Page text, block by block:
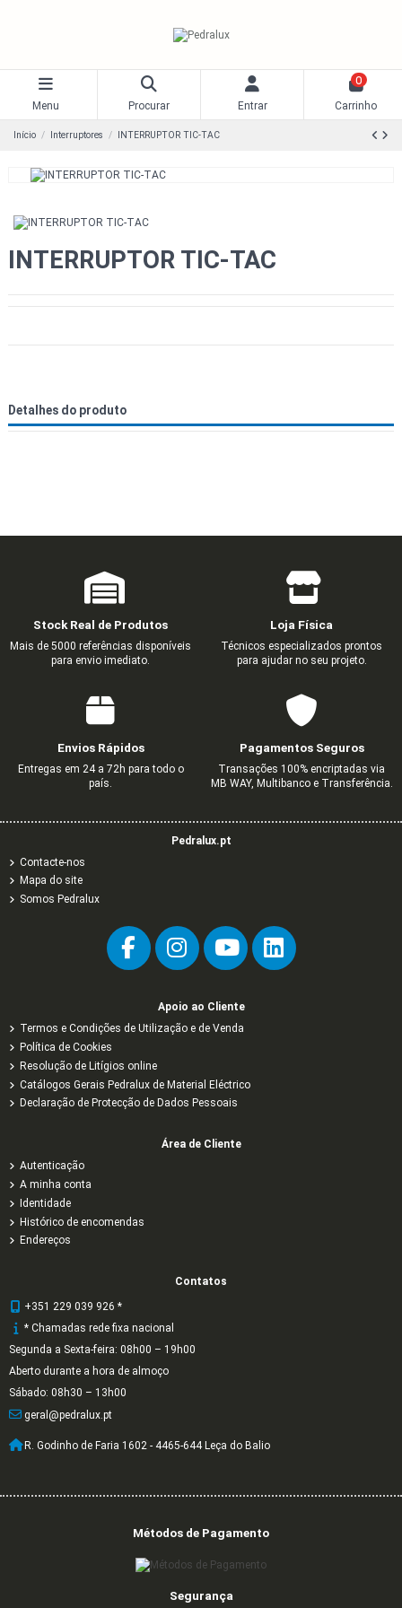
Menu Procurar Entrar
0
Carrinho
Início Interruptores INTERRUPTOR TIC-TAC
INTERRUPTOR TIC-TAC
Detalhes do produto
Stock Real de Produtos
Mais de 5000 referências disponíveis
para envio imediato.
Loja Física
Técnicos especializados prontos
para ajudar no seu projeto.
Envios Rápidos
Entregas em 24 a 72h para todo o
país.
Pagamentos Seguros
Transações 100% encriptadas via
MB WAY, Multibanco e Transferência.
Pedralux.pt
Contacte-nos
Mapa do site
Somos Pedralux
Apoio ao Cliente
Termos e Condições de Utilização e de Venda
Política de Cookies
Resolução de Litígios online
Catálogos Gerais Pedralux de Material Eléctrico
Declaração de Protecção de Dados Pessoais
Área de Cliente
Autenticação
A minha conta
Identidade
Histórico de encomendas
Endereços
Contatos
+351 229 039 926 *
* Chamadas rede fixa nacional
Segunda a Sexta-feira: 08h00 – 19h00
Aberto durante a hora de almoço
Sábado: 08h30 – 13h00
geral@pedralux.pt
R. Godinho de Faria 1602 - 4465-644 Leça do Balio
Métodos de Pagamento
Segurança